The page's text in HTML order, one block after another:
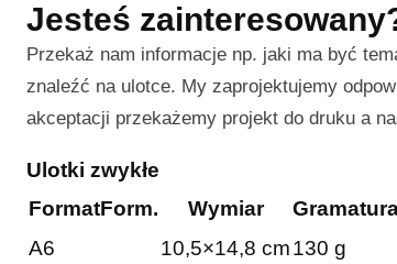
Jesteś
Przekaż nam informacje np. jaki ma być
znaleźć na ulotce. My zaprojektujemy
akceptacji przekażemy projekt do druku a
Ulotki zwykłe
FormatForm. Wymiar
A6
10,5×14,8 cm130 g